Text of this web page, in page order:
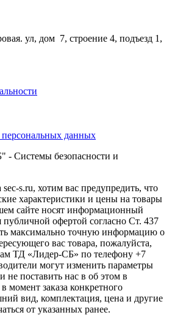
ул, дом 7, строение 4, подъезд 1,
персональных данных
Системы безопасности и
s.ru, хотим вас предупредить, что
характеристики и цены на товары
сайте носят информационный
публичной офертой согласно Ст. 437
максимально точную информацию о
вас товара, пожалуйста,
ТД «Лидер-СБ» по телефону +7
могут изменить параметры
не поставить нас в об этом в
в момент заказа конкретного
вид, комплектация, цена и другие
от указанных ранее.